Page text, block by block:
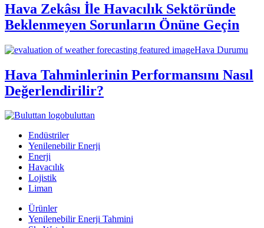
Hava Zekâsı İle Havacılık Sektöründe
Beklenmeyen Sorunların Önüne Geçin
Hava Durumu
Hava Tahminlerinin Performansını Nasıl
Değerlendirilir?
buluttan
Endüstriler
Yenilenebilir Enerji
Enerji
Havacılık
Lojistik
Liman
Ürünler
Yenilenebilir Enerji Tahmini